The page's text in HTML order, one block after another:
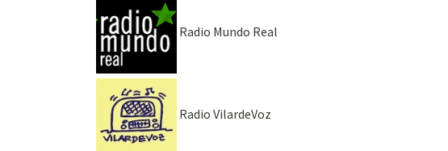
Radio Mundo Real
Radio VilardeVoz